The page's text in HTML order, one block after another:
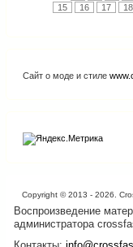
15
16 17 18
Сайт о моде и стиле
Copyright © 2013 - 2026.
Воспроизведение
администратора